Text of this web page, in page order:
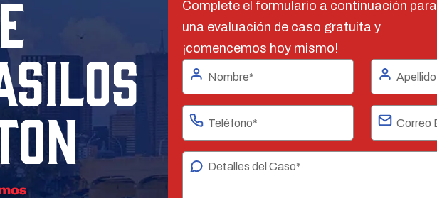
Complete el formulario a continuación para
una evaluación de caso gratuita y
¡comencemos hoy mismo!